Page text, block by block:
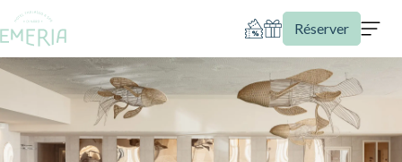
Réserver